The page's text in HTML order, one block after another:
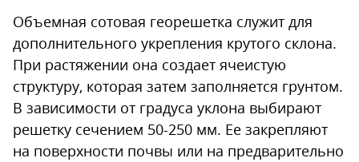
Объемная сотовая георешетка служит для
дополнительного укрепления крутого склона.
При растяжении она создает ячеистую
структуру, которая затем заполняется грунтом.
В зависимости от градуса уклона выбирают
решетку сечением 50-250 мм. Ее закрепляют
на поверхности почвы или на предварительно